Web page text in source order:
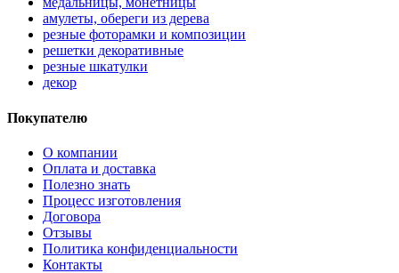
амулеты, обереги из дерева
резные фоторамки и композиции
решетки декоративные
резные шкатулки
декор
Покупателю
О компании
Оплата и доставка
Полезно знать
Процесс изготовления
Договора
Отзывы
Политика конфиденциальности
Контакты